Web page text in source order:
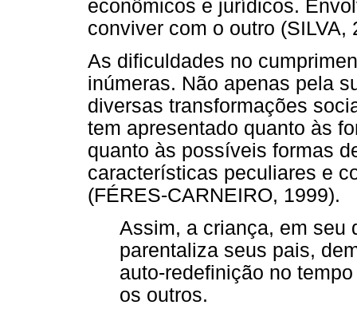
econômicos e jurídicos.
conviver com o outro (SILVA,
As dificuldades no
inúmeras. Não apenas pela
diversas transformações
tem apresentado quanto às
quanto às possíveis formas
características peculiares e
(FÉRES-CARNEIRO, 1999).
Assim, a criança, em seu
parentaliza seus pais,
auto-redefinição no
os outros.